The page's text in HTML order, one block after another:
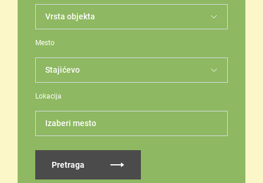
Mesto
Lokacija
Izaberi mesto
Pretraga